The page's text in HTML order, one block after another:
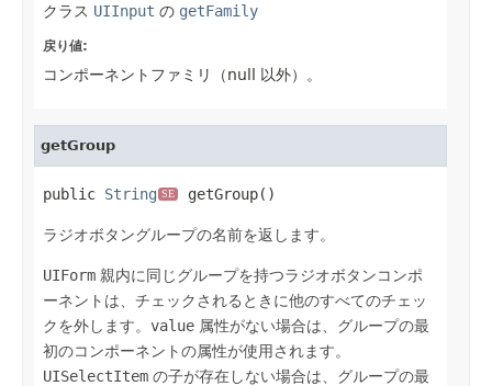
クラス UIInput の getFamily
戻り値:
コンポーネントファミリ（null 以外）。
getGroup
public String SE getGroup()
ラジオボタングループの名前を返します。
UIForm 親内に同じグループを持つラジオボタンコンポ
ーネントは、チェックされるときに他のすべてのチェッ
クを外します。 value 属性がない場合は、グループの最
初のコンポーネントの属性が使用されます。
UISelectItem の子が存在しない場合は、グループの最